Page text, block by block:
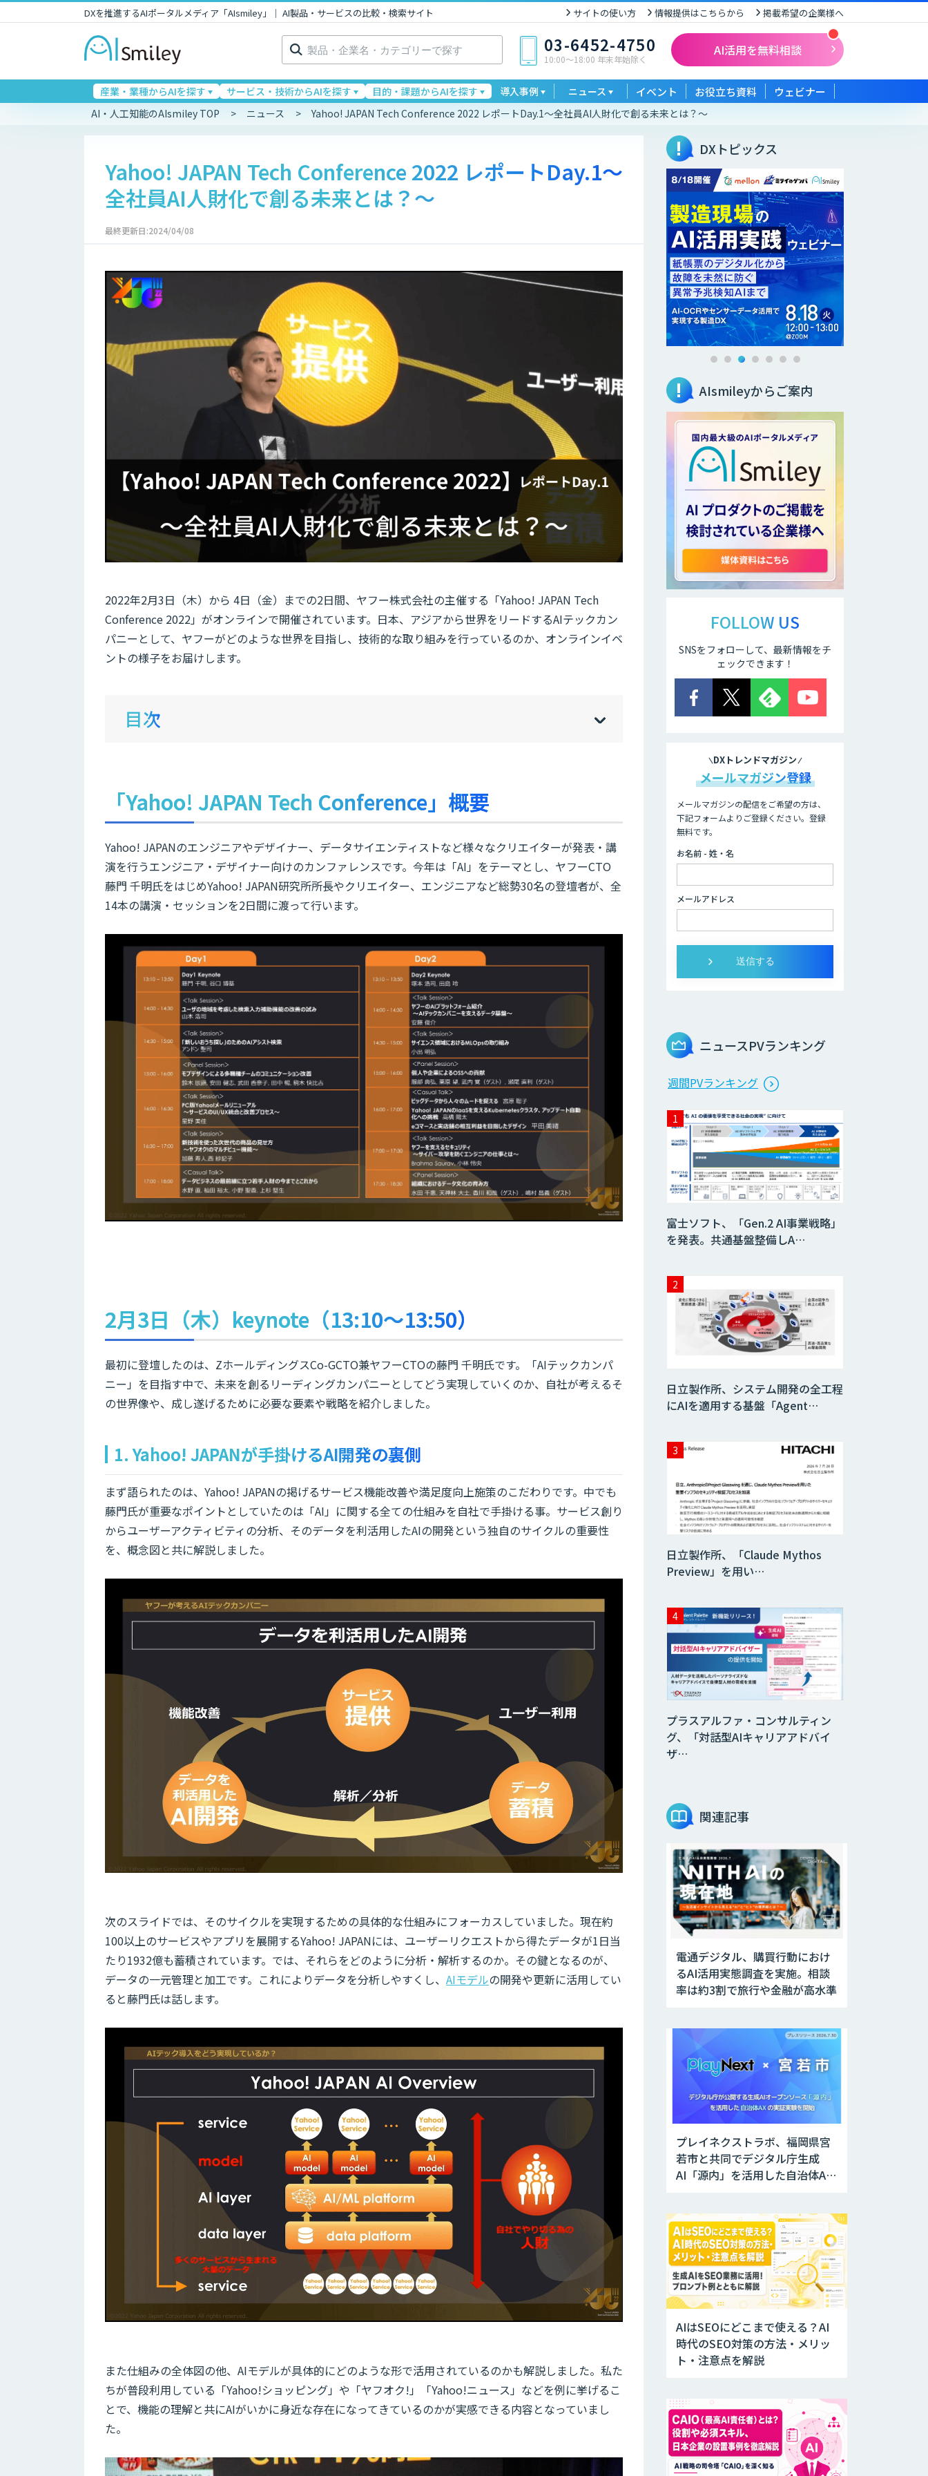
DXを推進するAIポータルメディア「AIsmiley」｜ AI製品・サービスの比較・検索サイト サイトの使い方 情報提供はこちらから 掲載希望の企業様へ
検
索: 03-6452-4750
10:00〜18:00 年末年始除く
AI活用を無料相談
産業・業種からAIを探す サービス・技術からAIを探す 目的・課題からAIを探す 導入事例 ニュース イベント お役立ち資料 ウェビナー
AI・人工知能のAIsmiley TOP ニュース Yahoo! JAPAN Tech Conference 2022 レポートDay.1～全社員AI人財化で創る未来とは？～
Yahoo! JAPAN Tech Conference 2022 レポートDay.1～
全社員AI人財化で創る未来とは？～
最終更新日:2024/04/08
2022年2月3日（木）から 4日（金）までの2日間、ヤフー株式会社の主催する「Yahoo! JAPAN Tech
Conference 2022」がオンラインで開催されています。日本、アジアから世界をリードするAIテックカン
パニーとして、ヤフーがどのような世界を目指し、技術的な取り組みを行っているのか、オンラインイベ
ントの様子をお届けします。
目次 [hi
]
[sh
]
「Yahoo! JAPAN Tech Conference」概要
Yahoo! JAPANのエンジニアやデザイナー、データサイエンティストなど様々なクリエイターが発表・講
演を行うエンジニア・デザイナー向けのカンファレンスです。今年は「AI」をテーマとし、ヤフーCTO
藤門 千明氏をはじめYahoo! JAPAN研究所所長やクリエイター、エンジニアなど総勢30名の登壇者が、全
14本の講演・セッションを2日間に渡って行います。
2月3日（木）keynote（13:10～13:50）
最初に登壇したのは、ZホールディングスCo-GCTO兼ヤフーCTOの藤門 千明氏です。「AIテックカンパ
ニー」を目指す中で、未来を創るリーディングカンパニーとしてどう実現していくのか、自社が考えるそ
の世界像や、成し遂げるために必要な要素や戦略を紹介しました。
1. Yahoo! JAPANが手掛けるAI開発の裏側
まず語られたのは、Yahoo! JAPANの掲げるサービス機能改善や満足度向上施策のこだわりです。中でも
藤門氏が重要なポイントとしていたのは「AI」に関する全ての仕組みを自社で手掛ける事。サービス創り
からユーザーアクティビティの分析、そのデータを利活用したAIの開発という独自のサイクルの重要性
を、概念図と共に解説しました。
次のスライドでは、そのサイクルを実現するための具体的な仕組みにフォーカスしていました。現在約
100以上のサービスやアプリを展開するYahoo! JAPANには、ユーザーリクエストから得たデータが1日当
たり1932億も蓄積されています。では、それらをどのように分析・解析するのか。その鍵となるのが、
データの一元管理と加工です。これによりデータを分析しやすくし、 AIモデルの開発や更新に活用してい
ると藤門氏は話します。
また仕組みの全体図の他、AIモデルが具体的にどのような形で活用されているのかも解説しました。私た
ちが普段利用している「Yahoo!ショッピング」や「ヤフオク!」「Yahoo!ニュース」などを例に挙げるこ
とで、機能の理解と共にAIがいかに身近な存在になってきているのかが実感できる内容となっていまし
た。
DXトピックス
AIsmileyからご案内
FOLLOW US
SNSをフォローして、最新情報をチ
ェックできます！
DXトレンドマガジン
メールマガジン登録
メールマガジンの配信をご希望の方は、
下記フォームよりご登録ください。登録
無料です。
お名前 - 姓・名
メールアドレス
ニュースPVランキング
週間PVランキング
富士ソフト、「Gen.2 AI事業戦略」
を発表。共通基盤整備しA…
日立製作所、システム開発の全工程
にAIを適用する基盤「Agent…
日立製作所、「Claude Mythos
Preview」を用い…
プラスアルファ・コンサルティン
グ、「対話型AIキャリアアドバイ
ザ…
関連記事
電通デジタル、購買行動におけ
るAI活用実態調査を実施。相談
率は約3割で旅行や金融が高水準
プレイネクストラボ、福岡県宮
若市と共同でデジタル庁生成
AI「源内」を活用した自治体AX
AIはSEOにどこまで使える？AI
時代のSEO対策の方法・メリッ
ト・注意点を解説